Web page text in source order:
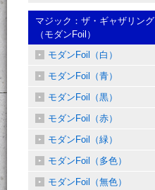
マジック：ザ・ギャザリング
（モダンFoil）
モダンFoil（白）
モダンFoil（青）
モダンFoil（黒）
モダンFoil（赤）
モダンFoil（緑）
モダンFoil（多色）
モダンFoil（無色）